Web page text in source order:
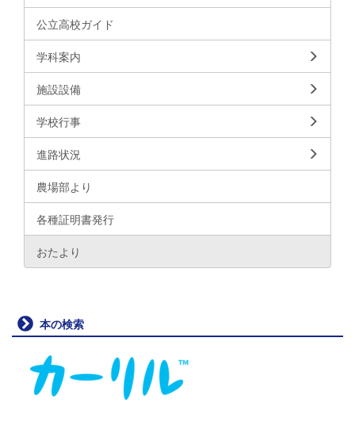
公立高校ガイド
学科案内
施設設備
学校行事
進路状況
農場部より
各種証明書発行
おたより
本の検索